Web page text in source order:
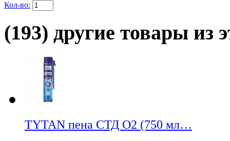
Кол-во:
(193) другие товары из
TYTAN пена СТД О2 (750 мл…